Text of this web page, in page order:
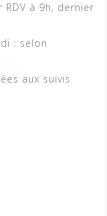
à 9h, dernier
: selon
aux suivis